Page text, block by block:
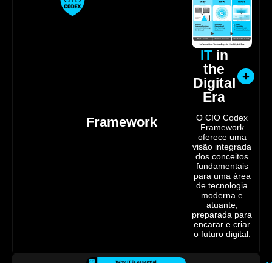
Framework
ITin
the
Digital
Era
O CIO Codex
Framework
oferece uma
visão integrada
dos conceitos
fundamentais
para uma área
de tecnologia
moderna e
atuante,
preparada para
encarar e criar
o futuro digital.